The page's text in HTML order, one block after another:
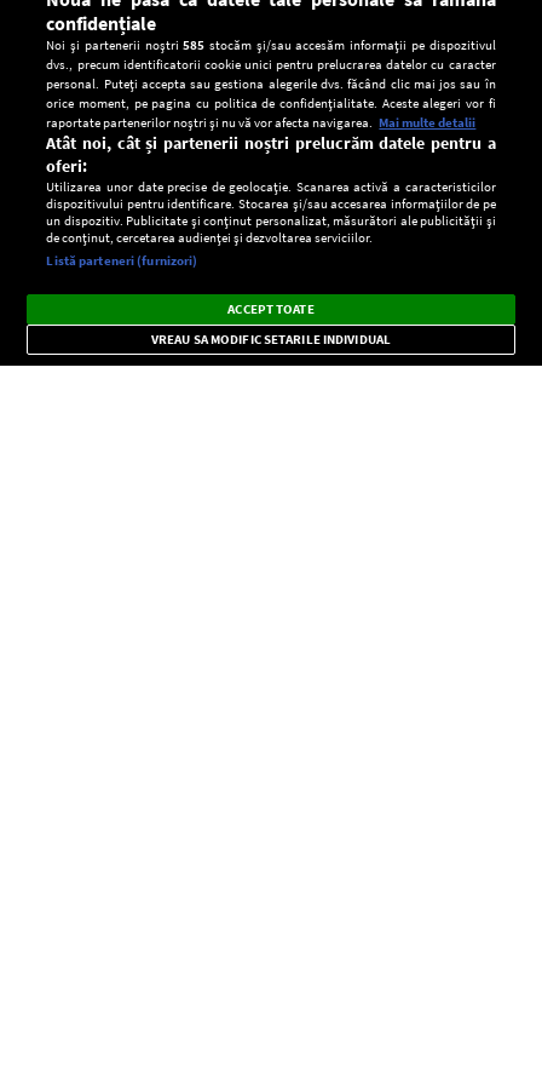
CONFIDENŢIALITATE
Setări:
Dark
Mode
Radio live, podcasturi, știri și alerte
importante.
×
confidențiale
Noi și partenerii noștri585 stocăm și/sau accesăm informații pe dispozitivul
dvs., precum identificatorii cookie unici pentru prelucrarea datelor cu caracter
personal. Puteți accepta sau gestiona alegerile dvs. făcând clic mai jos sau în
orice moment, pe pagina cu politica de confidențialitate. Aceste alegeri vor fi
raportate partenerilor noștri și nu vă vor afecta navigarea. Mai multe detalii
Atât noi, cât și partenerii noștri prelucrăm datele pentru a
oferi:
Utilizarea unor date precise de geolocație. Scanarea activă a caracteristicilor
dispozitivului pentru identificare. Stocarea și/sau accesarea informațiilor de pe
un dispozitiv. Publicitate și conținut personalizat, măsurători ale publicității și
de conținut, cercetarea audienței și dezvoltarea serviciilor.
Listă parteneri (furnizori)
ACCEPT TOATE
VREAU SA MODIFIC SETARILE INDIVIDUAL